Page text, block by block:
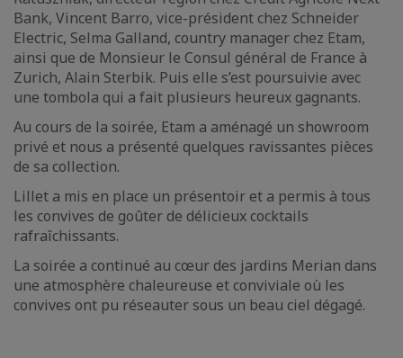
Bank, Vincent Barro, vice-président chez Schneider
Electric, Selma Galland, country manager chez Etam,
ainsi que de Monsieur le Consul général de France à
Zurich, Alain Sterbik. Puis elle s’est poursuivie avec
une tombola qui a fait plusieurs heureux gagnants.
Au cours de la soirée, Etam a aménagé un showroom
privé et nous a présenté quelques ravissantes pièces
de sa collection.
Lillet a mis en place un présentoir et a permis à tous
les convives de goûter de délicieux cocktails
rafraîchissants.
La soirée a continué au cœur des jardins Merian dans
une atmosphère chaleureuse et conviviale où les
convives ont pu réseauter sous un beau ciel dégagé.